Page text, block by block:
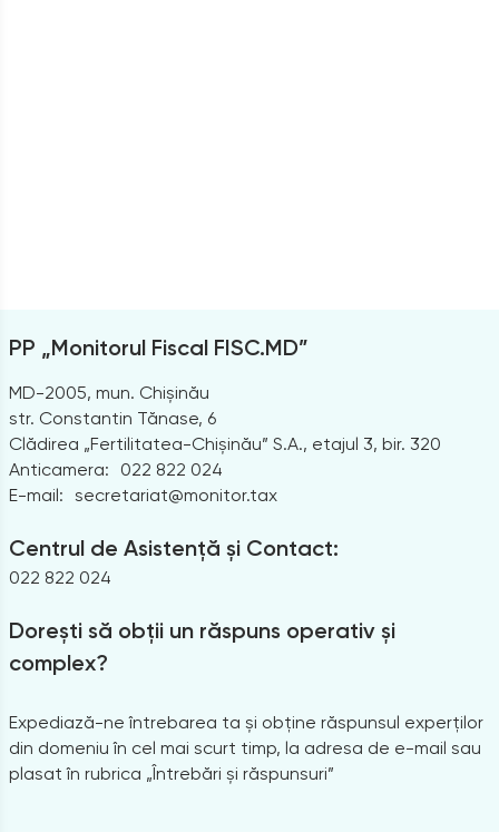
PP „Monitorul Fiscal FISC.MD”
MD-2005, mun. Chișinău
str. Constantin Tănase, 6
Clădirea „Fertilitatea-Chișinău” S.A., etajul 3, bir. 320
Anticamera:
022 822 024
E-mail: secretariat@monitor.tax
Centrul de Asistență și Contact:
022 822 024
Dorești să obții un răspuns operativ și
complex?
Expediază-ne întrebarea ta și obține răspunsul experților
din domeniu în cel mai scurt timp, la adresa de e-mail sau
plasat în rubrica „Întrebări și răspunsuri”